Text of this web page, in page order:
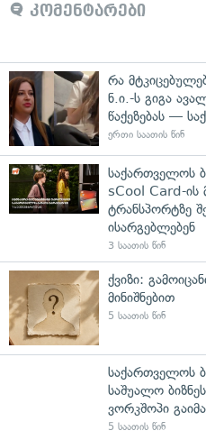
კომენტარები
რა
ნ.ი.-ს გიგა
წაქეზებას —
ერთი საათის წინ
საქართველოს
sCool Card-ის
ტრანსპორტზე
ისარგებლებენ
3 საათის წინ
ქვიზი:
მინიშნებით
5 საათის წინ
საქართველოს
საშუალო
ვორკშოპი
5 საათის წინ